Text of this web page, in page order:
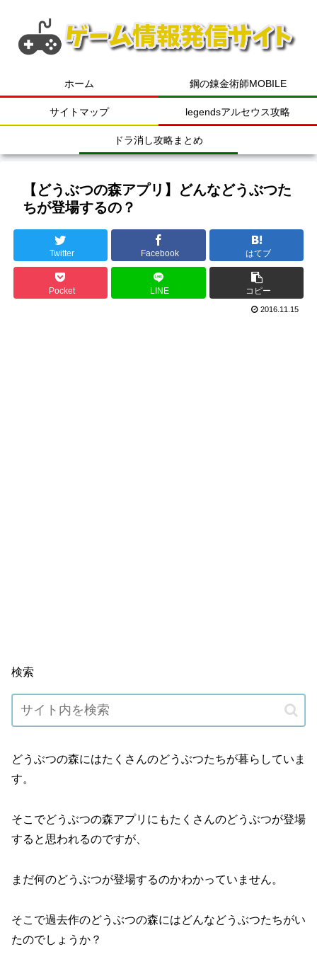
ホーム 鋼の錬金術師MOBILE
サイトマップ legendsアルセウス攻略
ドラ消し攻略まとめ
【どうぶつの森アプリ】どんなどうぶつた
ちが登場するの？
Twitter Facebook はてブ
Pocket LINE コピー
2016.11.15
検索
どうぶつの森にはたくさんのどうぶつたちが暮らしていま
す。
そこでどうぶつの森アプリにもたくさんのどうぶつが登場
すると思われるのですが、
まだ何のどうぶつが登場するのかわかっていません。
そこで過去作のどうぶつの森にはどんなどうぶつたちがい
たのでしょうか？